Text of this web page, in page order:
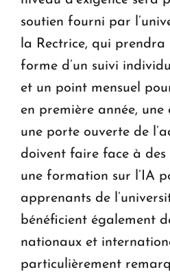
soutien fourni par
la Rectrice, qui
forme d’un suivi
et un point mensuel
en première année,
une porte ouverte de
doivent faire face à des
une formation sur l’IA
apprenants de
bénéficient également
nationaux et
particulièrement